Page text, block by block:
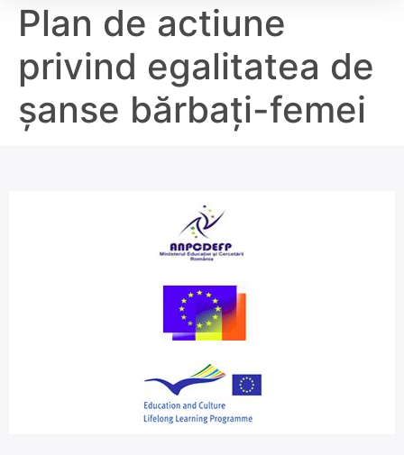
Plan de actiune
privind egalitatea de
șanse bărbați-femei